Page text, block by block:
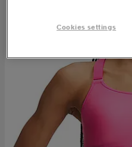
Cookies settings